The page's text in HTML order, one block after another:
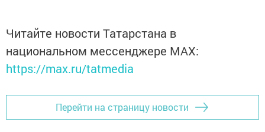
Читайте новости Татарстана в
национальном мессенджере MАХ:
https://max.ru/tatmedia
Перейти на страницу новости